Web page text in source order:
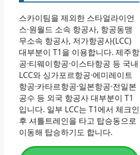
스카이팀을 제외한 스타얼라이언
스·원월드 소속 항공사, 항공동맹
무소속 항공사, 저가항공사(LCC)
대부분이 T1을 이용합니다. 제주항
공·티웨이항공·이스타항공 등 국내
LCC와 싱가포르항공·에미레이트
항공·카타르항공·일본항공·전일본
공수 등 외국 항공사 대부분이 T1
입니다. 일부 LCC는 T1에서 체크인
후 셔틀트레인을 타고 탑승동으로
이동해 탑승하기도 합니다.